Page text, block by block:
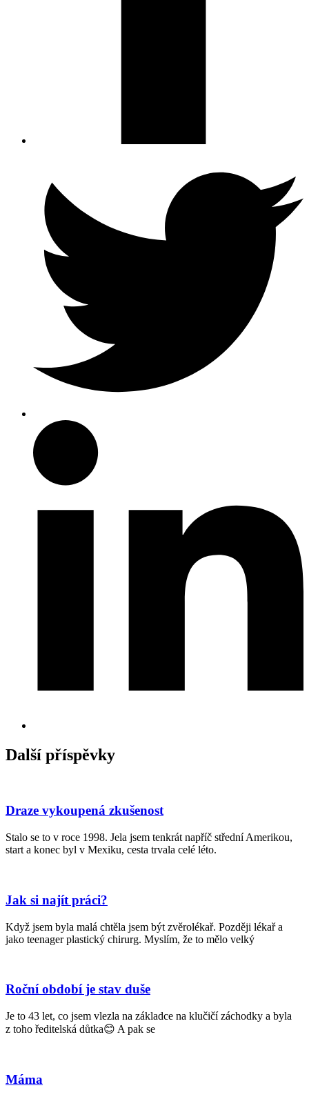
Další příspěvky
Draze vykoupená zkušenost
Stalo se to v roce 1998. Jela jsem tenkrát napříč střední Amerikou,
start a konec byl v Mexiku, cesta trvala celé léto.
Jak si najít práci?
Když jsem byla malá chtěla jsem být zvěrolékař. Později lékař a
jako teenager plastický chirurg. Myslím, že to mělo velký
Roční období je stav duše
Je to 43 let, co jsem vlezla na základce na klučičí záchodky a byla
z toho ředitelská důtka😊 A pak se
Máma